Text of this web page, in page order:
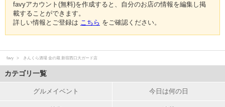
favyアカウント(無料)を作成すると、自分のお店の情報を編集し掲
載することができます。
詳しい情報とご登録は こちら をご確認ください。
favy きんくら酒場 金の蔵 新宿西口大ガード店
カテゴリ一覧
グルメイベント 今日は何の日